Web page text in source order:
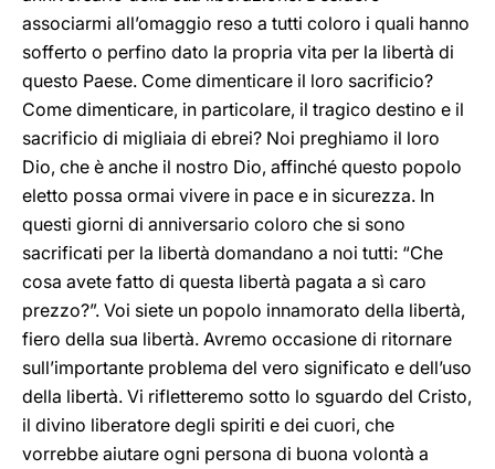
associarmi all’omaggio reso a tutti coloro i quali hanno
sofferto o perfino dato la propria vita per la libertà di
questo Paese. Come dimenticare il loro sacrificio?
Come dimenticare, in particolare, il tragico destino e il
sacrificio di migliaia di ebrei? Noi preghiamo il loro
Dio, che è anche il nostro Dio, affinché questo popolo
eletto possa ormai vivere in pace e in sicurezza. In
questi giorni di anniversario coloro che si sono
sacrificati per la libertà domandano a noi tutti: “Che
cosa avete fatto di questa libertà pagata a sì caro
prezzo?”. Voi siete un popolo innamorato della libertà,
fiero della sua libertà. Avremo occasione di ritornare
sull’importante problema del vero significato e dell’uso
della libertà. Vi rifletteremo sotto lo sguardo del Cristo,
il divino liberatore degli spiriti e dei cuori, che
vorrebbe aiutare ogni persona di buona volontà a